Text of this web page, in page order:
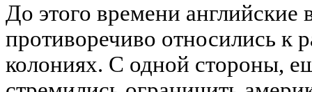
До этого времени английские
противоречиво относились к
колониях. С одной стороны,